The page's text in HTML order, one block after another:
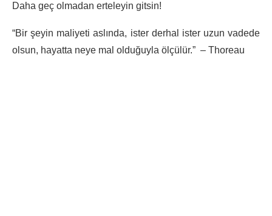
Daha geç olmadan erteleyin gitsin!
“Bir şeyin maliyeti aslında, ister derhal ister uzun vadede
olsun, hayatta neye mal olduğuyla ölçülür.” – Thoreau